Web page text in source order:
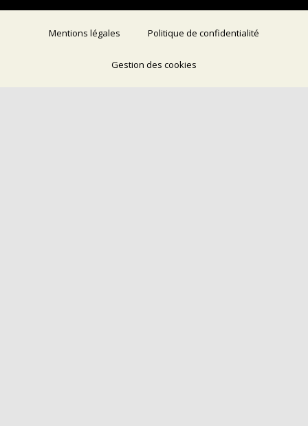
Mentions légales Politique de confidentialité
Gestion des cookies